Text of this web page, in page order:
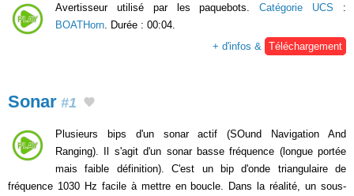
Avertisseur utilisé par les paquebots.Catégorie UCS :
BOATHorn . Durée : 00:04.
+ d'infos &
Téléchargement
Sonar #1
Plusieurs bips d'un sonar actif (SOund Navigation And
Ranging). Il s'agit d'un sonar basse fréquence (longue portée
mais faible définition). C'est un bip d'onde triangulaire de
fréquence 1030 Hz facile à mettre en boucle. Dans la réalité, un sous-